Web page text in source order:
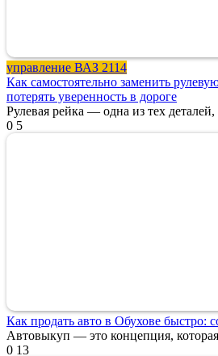
управление ВАЗ 2114
Как самостоятельно заменить
потерять уверенность в дороге
Рулевая рейка — одна из тех
0 5
Как продать авто в Обухове быстро:
Автовыкуп — это концепция,
0 13